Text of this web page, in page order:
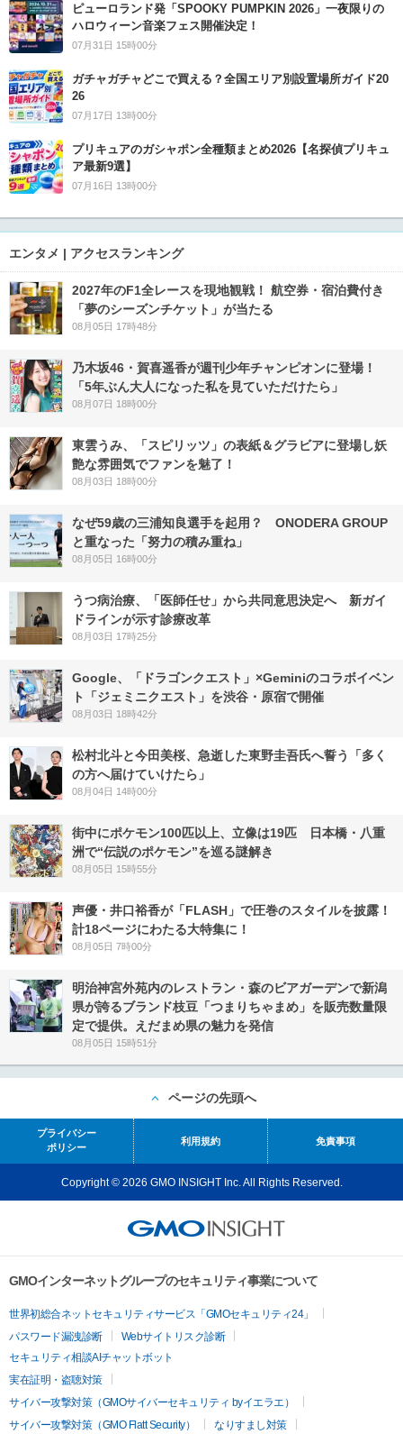
ピューロランド発「SPOOKY PUMPKIN 2026」一夜限りの
ハロウィーン音楽フェス開催決定！
07月31日 15時00分
ガチャガチャどこで買える？全国エリア別設置場所ガイド20
26
07月17日 13時00分
プリキュアのガシャポン全種類まとめ2026【名探偵プリキュ
ア最新9選】
07月16日 13時00分
エンタメ | アクセスランキング
2027年のF1全レースを現地観戦！ 航空券・宿泊費付き
「夢のシーズンチケット」が当たる
08月05日 17時48分
乃木坂46・賀喜遥香が週刊少年チャンピオンに登場！
「5年ぶん大人になった私を見ていただけたら」
08月07日 18時00分
東雲うみ、「スピリッツ」の表紙＆グラビアに登場し妖
艶な雰囲気でファンを魅了！
08月03日 18時00分
なぜ59歳の三浦知良選手を起用？ ONODERA GROUP
と重なった「努力の積み重ね」
08月05日 16時00分
うつ病治療、「医師任せ」から共同意思決定へ 新ガイ
ドラインが示す診療改革
08月03日 17時25分
Google、「ドラゴンクエスト」×Geminiのコラボイベン
ト「ジェミニクエスト」を渋谷・原宿で開催
08月03日 18時42分
松村北斗と今田美桜、急逝した東野圭吾氏へ誓う「多く
の方へ届けていけたら」
08月04日 14時00分
街中にポケモン100匹以上、立像は19匹 日本橋・八重
洲で“伝説のポケモン”を巡る謎解き
08月05日 15時55分
声優・井口裕香が「FLASH」で圧巻のスタイルを披露！
計18ページにわたる大特集に！
08月05日 7時00分
明治神宮外苑内のレストラン・森のビアガーデンで新潟
県が誇るブランド枝豆「つまりちゃまめ」を販売数量限
定で提供。えだまめ県の魅力を発信
08月05日 15時51分
ページの先頭へ
プライバシー
ポリシー
利用規約 免責事項
Copyright © 2026 GMO INSIGHT Inc. All Rights Reserved.
GMOインターネットグループのセキュリティ事業について
世界初総合ネットセキュリティサービス「GMOセキュリティ24」
パスワード漏洩診断
Webサイトリスク診断
セキュリティ相談AIチャットボット
実在証明・盗聴対策
サイバー攻撃対策（GMOサイバーセキュリティ byイエラエ）
サイバー攻撃対策（GMO Flatt Security）
なりすまし対策